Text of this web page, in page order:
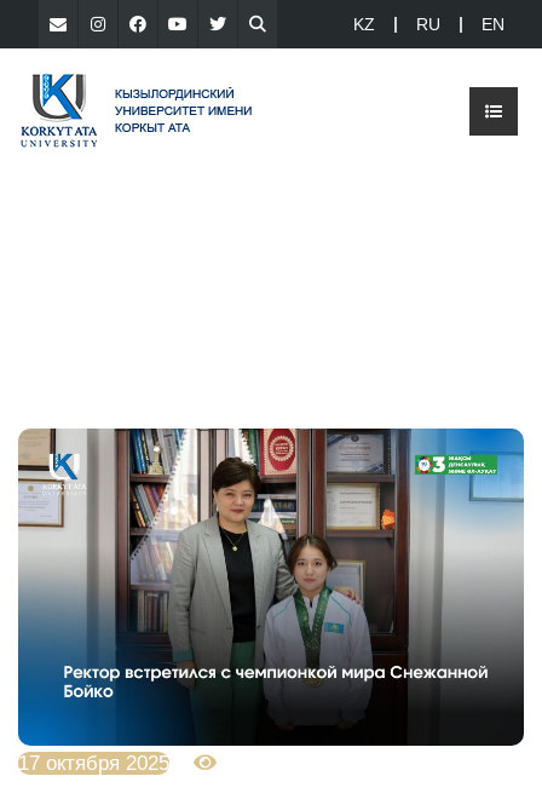
KZ RU EN
17 октября 2025